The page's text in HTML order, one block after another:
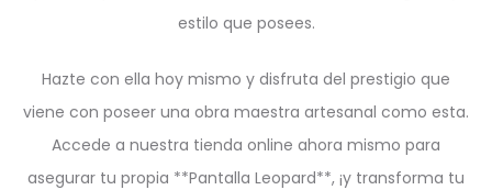
estilo que posees.
Hazte con ella hoy mismo y disfruta del prestigio que
viene con poseer una obra maestra artesanal como esta.
Accede a nuestra tienda online ahora mismo para
asegurar tu propia **Pantalla Leopard**, ¡y transforma tu